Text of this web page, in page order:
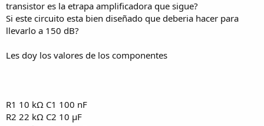
transistor es la etrapa amplificadora que sigue?
Si este circuito esta bien diseñado que deberia hacer para
llevarlo a 150 dB?
Les doy los valores de los componentes
R1 10 kΩ C1 100 nF
R2 22 kΩ C2 10 µF